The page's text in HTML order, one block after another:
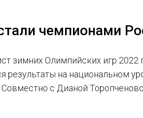
чемпионами
зимних Олимпийских игр 2022
на национальном
с Дианой